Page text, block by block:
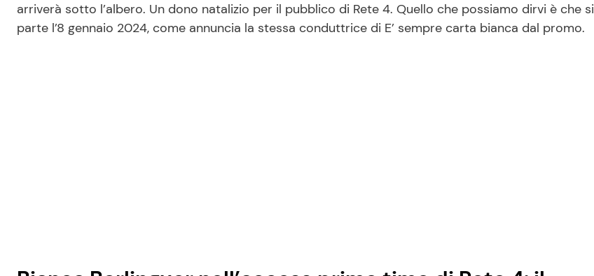
arriverà sotto l’albero. Un dono natalizio per il pubblico di Rete 4. Quello che possiamo dirvi è che si
parte l’8 gennaio 2024, come annuncia la stessa conduttrice di E’ sempre carta bianca dal promo.